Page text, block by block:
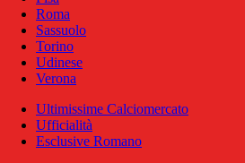
Roma
Sassuolo
Torino
Udinese
Verona
Ultimissime Calciomercato
Ufficialità
Esclusive Romano